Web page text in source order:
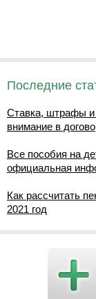
Последние
Ставка, штрафы и
внимание в
Все пособия на
официальная
Как рассчитать
2021 год